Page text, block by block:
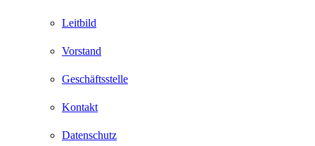
Leitbild
Vorstand
Geschäftsstelle
Kontakt
Datenschutz